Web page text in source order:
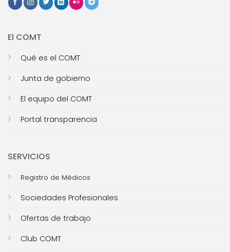
El COMT
Qué es el COMT
Junta de gobierno
El equipo del COMT
Portal transparencia
SERVICIOS
Registro de Médicos
Sociedades Profesionales
Ofertas de trabajo
Club COMT